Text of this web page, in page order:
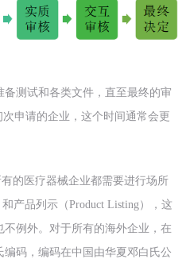
测试和各类文件，直至最终的审
申请的企业，这个时间通常会更
的医疗器械企业都需要进行场所
和产品列示（Product Listing），这
例外。对于所有的海外企业，在
码，编码在中国由华夏邓白氏公